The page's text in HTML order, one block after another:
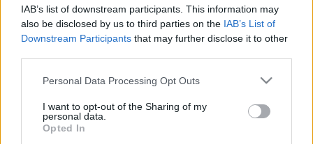
IAB’s list of downstream participants. This information may
also be disclosed by us to third parties on the IAB’s List of
Downstream Participants that may further disclose it to other
Please note that this website/app uses one or more Google
not limited to your visit or usage behaviour. You may click to
grant or deny consent to Google and its third-party tags to
use your data for below specified purposes in below Google
Personal Data Processing Opt Outs
I want to opt-out of the Sharing of my
personal data.
Opted In
Gyermekkara (karvezető Hajzer Nikolett), vezényel Déri
András.
egérkirálycímű meséje nyomán született klasszikus balett
1950 óta szinte minden évben a Magyar Állami Operaház
karácsonyi repertoárjának része, a sorozat eddig csak az